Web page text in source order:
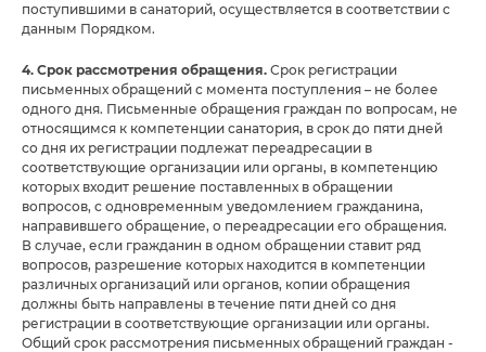
поступившими в санаторий, осуществляется в соответствии с
данным Порядком.
4. Срок рассмотрения обращения. Срок регистрации
письменных обращений с момента поступления – не более
одного дня. Письменные обращения граждан по вопросам, не
относящимся к компетенции санатория, в срок до пяти дней
со дня их регистрации подлежат переадресации в
соответствующие организации или органы, в компетенцию
которых входит решение поставленных в обращении
вопросов, с одновременным уведомлением гражданина,
направившего обращение, о переадресации его обращения.
В случае, если гражданин в одном обращении ставит ряд
вопросов, разрешение которых находится в компетенции
различных организаций или органов, копии обращения
должны быть направлены в течение пяти дней со дня
регистрации в соответствующие организации или органы.
Общий срок рассмотрения письменных обращений граждан -